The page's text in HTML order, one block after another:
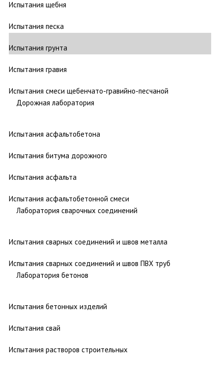
Испытания щебня
Испытания песка
Испытания грунта
Испытания гравия
Испытания смеси щебенчато-гравийно-песчаной
Дорожная лаборатория
Испытания асфальтобетона
Испытания битума дорожного
Испытания асфальта
Испытания асфальтобетонной смеси
Лаборатория сварочных соединений
Испытания сварных соединений и швов металла
Испытания сварных соединений и швов ПВХ труб
Лаборатория бетонов
Испытания бетонных изделий
Испытания свай
Испытания растворов строительных